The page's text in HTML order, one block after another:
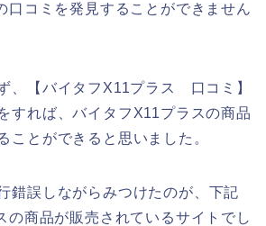
口コミを発見することができません
、【バイタフX11プラス 口コミ】
すれば、バイタフX11プラスの商品
ことができると思いました。
錯誤しながらみつけたのが、下記
の商品が販売されているサイトでし